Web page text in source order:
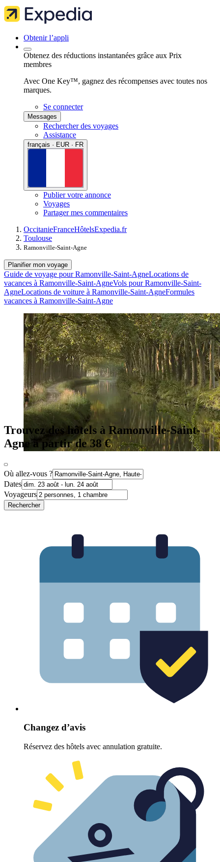
Obtenir l’appli
Obtenez des réductions instantanées grâce aux Prix
membres
Avec One Key™, gagnez des récompenses avec toutes nos
marques.
Se connecter
Messages
Rechercher des voyages
Assistance
français · EUR · FR
Publier votre annonce
Voyages
Partager mes commentaires
OccitanieFranceHôtelsExpedia.fr
Toulouse
Ramonville-Saint-Agne
Planifier mon voyage
Guide de voyage pour Ramonville-Saint-AgneLocations de
vacances à Ramonville-Saint-AgneVols pour Ramonville-Saint-
AgneLocations de voiture à Ramonville-Saint-AgneFormules
vacances à Ramonville-Saint-Agne
Trouvez des hôtels à Ramonville-Saint-
Agne à partir de 38 €
Où allez-vous ?
Dates
Voyageurs
Rechercher
Changez d’avis
Réservez des hôtels avec annulation gratuite.